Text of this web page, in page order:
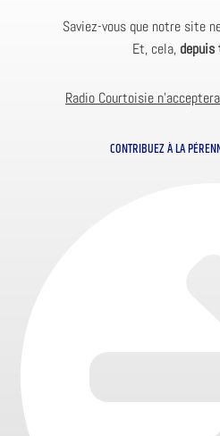
Saviez-vous que notre site
Et, cela, depuis
Radio Courtoisie
CONTRIBUEZ À LA